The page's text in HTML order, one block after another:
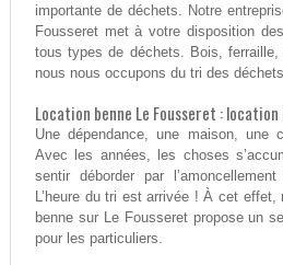
importante de déchets. Notre
Fousseret met à votre disposition
tous types de déchets. Bois,
nous nous occupons du tri des
Location benne Le Fousseret :
Une dépendance, une maison, une
Avec les années, les choses
sentir déborder par
L’heure du tri est arrivée ! À cet
benne sur Le Fousseret propose un
pour les particuliers.